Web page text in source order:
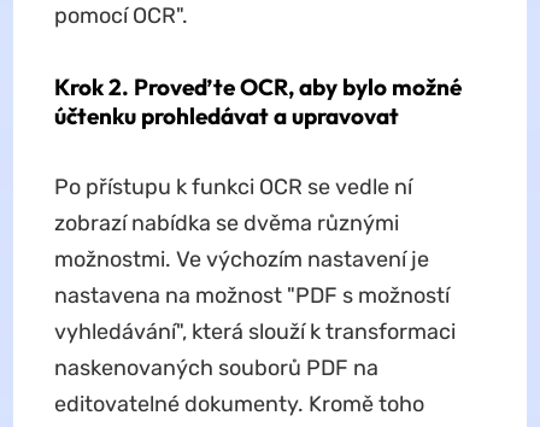
pomocí OCR".
Krok 2. Proveďte OCR, aby bylo možné
účtenku prohledávat a upravovat
Po přístupu k funkci OCR se vedle ní
zobrazí nabídka se dvěma různými
možnostmi. Ve výchozím nastavení je
nastavena na možnost "PDF s možností
vyhledávání", která slouží k transformaci
naskenovaných souborů PDF na
editovatelné dokumenty. Kromě toho